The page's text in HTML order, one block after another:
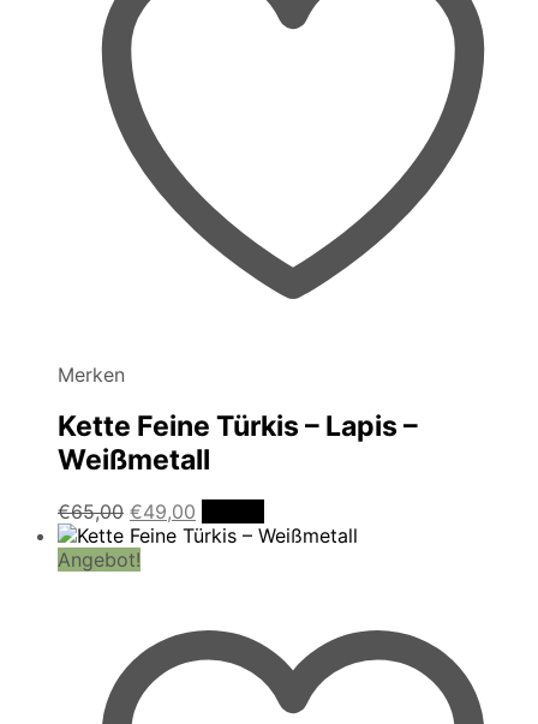
Merken
Kette Feine Türkis – Lapis –
Weißmetall
€65,00 Ursprünglicher
Preis
war:
€49,00
Preis
Angebot!